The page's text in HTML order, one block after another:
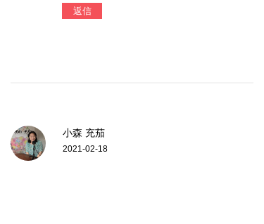
返信
小森 充茄
2021-02-18